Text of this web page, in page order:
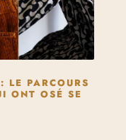
PARCOURS
ONT OSÉ SE